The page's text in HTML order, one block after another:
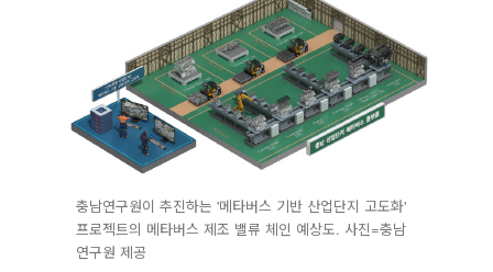
충남연구원이 추진하는 '메타버스 기반 산업단지 고도화'
프로젝트의 메타버스 제조 밸류 체인 예상도. 사진=충남
연구원 제공